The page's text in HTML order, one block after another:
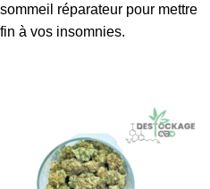
sommeil réparateur pour mettre
fin à vos insomnies.